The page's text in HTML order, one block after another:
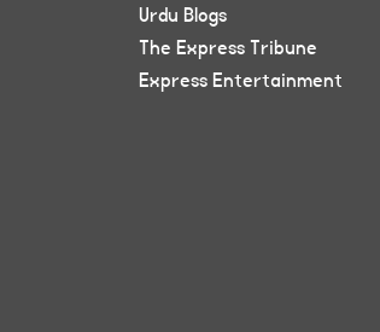
Urdu Blogs
The Express Tribune
Express Entertainment